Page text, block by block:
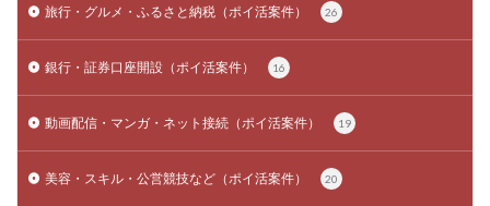
旅行・グルメ・ふるさと納税（ポイ活案件） 26
銀行・証券口座開設（ポイ活案件） 16
動画配信・マンガ・ネット接続（ポイ活案件） 19
美容・スキル・公営競技など（ポイ活案件） 20